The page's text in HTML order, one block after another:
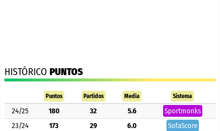
HISTÓRICO PUNTOS
Puntos Partidos Media Sistema
24/25 180 32 5.6
Sportmonks
23/24
173 29 6.0
SofaScore